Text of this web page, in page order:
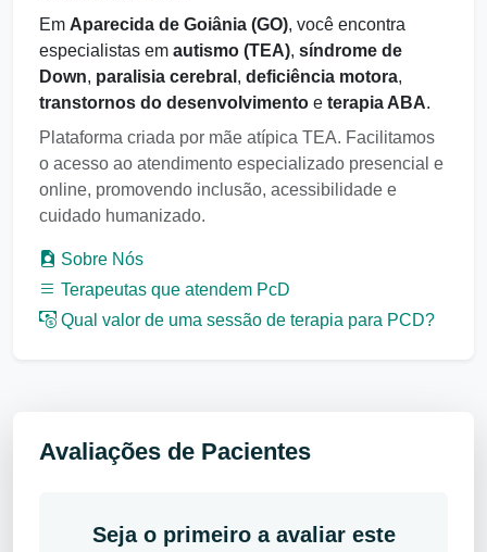
Em Aparecida de Goiânia (GO), você encontra
especialistas em autismo (TEA), síndrome de
Down, paralisia cerebral , deficiência motora,
transtornos do desenvolvimento e terapia ABA.
Plataforma criada por mãe atípica TEA. Facilitamos
o acesso ao atendimento especializado presencial e
online, promovendo inclusão, acessibilidade e
cuidado humanizado.
Sobre Nós
Terapeutas que atendem PcD
Qual valor de uma sessão de terapia para PCD?
Avaliações de Pacientes
Seja o primeiro a avaliar este